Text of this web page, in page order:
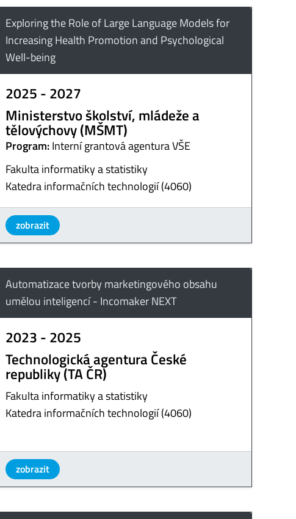
Exploring the Role of Large Language Models for
Increasing Health Promotion and Psychological
Well-being
2025 - 2027
Ministerstvo školství, mládeže a
tělovýchovy (MŠMT)
Program:Interní grantová agentura VŠE
Fakulta informatiky a statistiky
Katedra informačních technologií (4060)
zobrazit
Automatizace tvorby marketingového obsahu
umělou inteligencí - Incomaker NEXT
2023 - 2025
Technologická agentura České
republiky (TA ČR)
Fakulta informatiky a statistiky
Katedra informačních technologií (4060)
zobrazit